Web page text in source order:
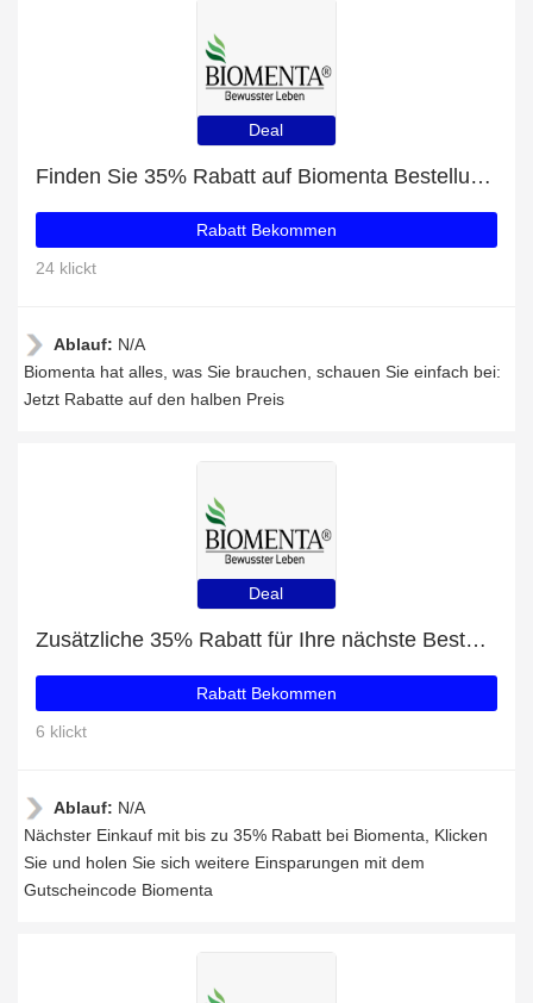
Deal
Finden Sie 35% Rabatt auf Biomenta Bestellungen
Rabatt Bekommen
24 klickt
Ablauf: N/A
Biomenta hat alles, was Sie brauchen, schauen Sie einfach bei:
Jetzt Rabatte auf den halben Preis
Deal
Zusätzliche 35% Rabatt für Ihre nächste Bestellung
Rabatt Bekommen
6 klickt
Ablauf: N/A
Nächster Einkauf mit bis zu 35% Rabatt bei Biomenta, Klicken
Sie und holen Sie sich weitere Einsparungen mit dem
Gutscheincode Biomenta